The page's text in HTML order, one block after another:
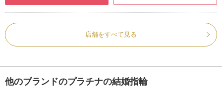
店舗をすべて見る
他のブランドのプラチナの結婚指輪